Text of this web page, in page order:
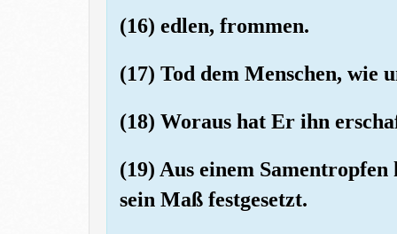
(16) edlen, frommen.
(17) Tod dem Menschen, wie
(18) Woraus hat Er ihn
(19) Aus einem
sein Maß festgesetzt.